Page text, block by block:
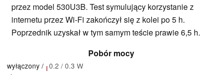
przez model 530U3B. Test symulujący korzystanie z
internetu przez Wi-Fi zakończył się z kolei po 5 h.
Poprzednik uzyskał w tym samym teście prawie 6,5 h.
Pobór mocy
wyłączony / 0.2 / 0.3 W